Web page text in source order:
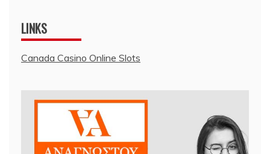
LINKS
Canada Casino Online Slots